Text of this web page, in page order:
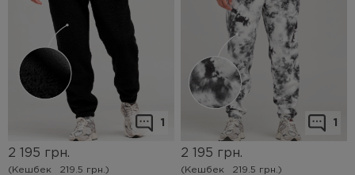
1
2 195 грн.
(Кешбек 219.5 грн.)
1
2 195 грн.
(Кешбек 219.5 грн.)